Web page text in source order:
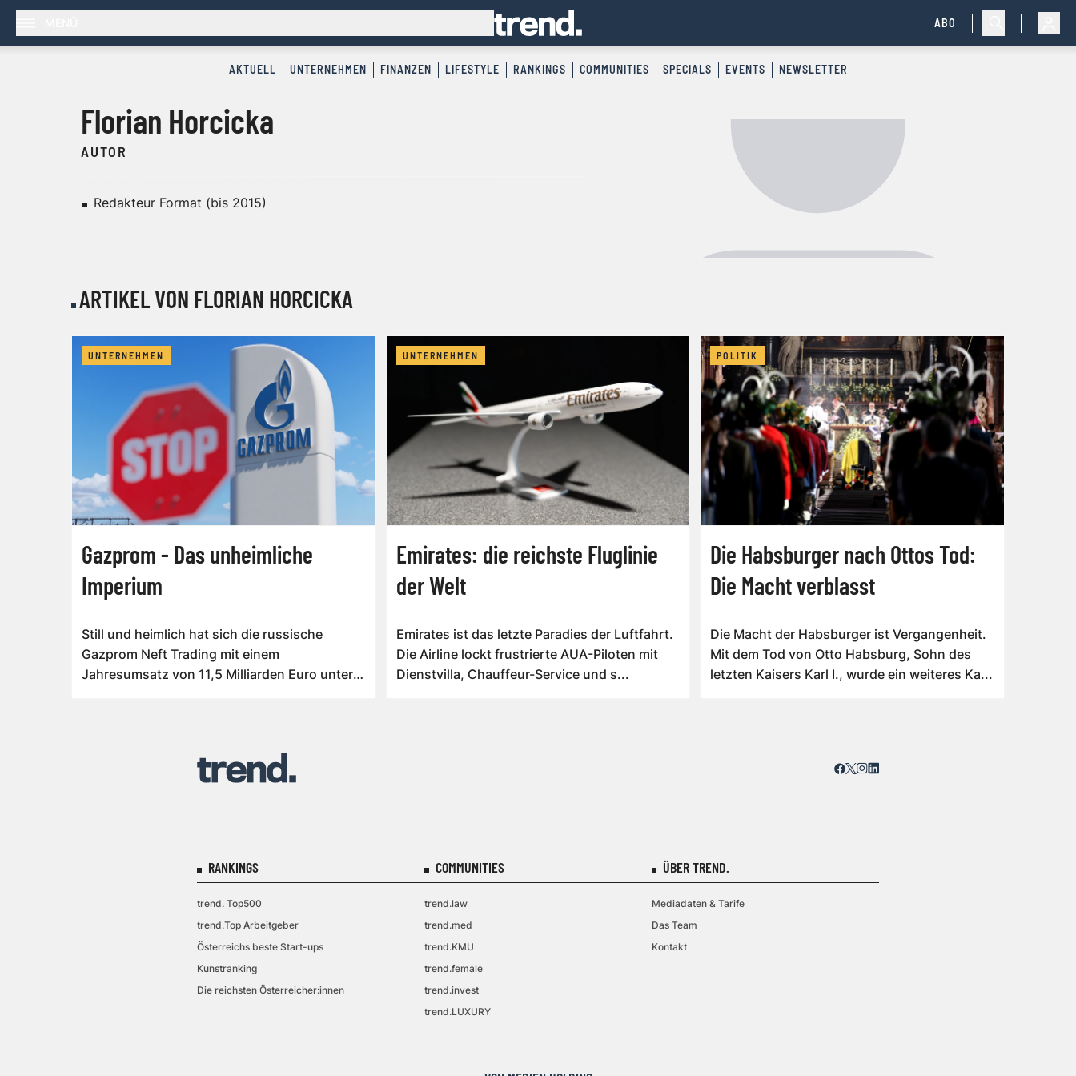
ABO
AKTUELL UNTERNEHMEN FINANZEN LIFESTYLE RANKINGS COMMUNITIES SPECIALS EVENTS NEWSLETTER
Florian Horcicka
AUTOR
Redakteur Format (bis 2015)
ARTIKEL VON FLORIAN HORCICKA
UNTERNEHMEN
Gazprom - Das unheimliche
Imperium
Still und heimlich hat sich die russische
Gazprom Neft Trading mit einem
Jahresumsatz von 11,5 Milliarden Euro unter
UNTERNEHMEN
Emirates: die reichste Fluglinie
der Welt
Emirates ist das letzte Paradies der Luftfahrt.
Die Airline lockt frustrierte AUA-Piloten mit
Dienstvilla, Chauffeur-Service und s...
POLITIK
Die Habsburger nach Ottos Tod:
Die Macht verblasst
Die Macht der Habsburger ist Vergangenheit.
Mit dem Tod von Otto Habsburg, Sohn des
letzten Kaisers Karl I., wurde ein weiteres Ka...
RANKINGS
trend. Top500
trend.Top Arbeitgeber
Österreichs beste Start-ups
Kunstranking
Die reichsten Österreicher:innen
COMMUNITIES
trend.law
trend.med
trend.KMU
trend.female
trend.invest
trend.LUXURY
ÜBER TREND.
Mediadaten & Tarife
Das Team
Kontakt